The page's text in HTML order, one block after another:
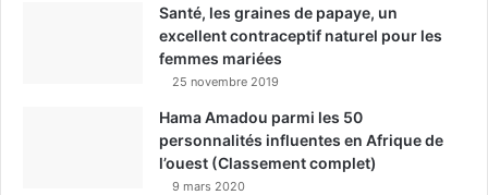
Santé, les graines de papaye, un
excellent contraceptif naturel pour les
femmes mariées
25 novembre 2019
Hama Amadou parmi les 50
personnalités influentes en Afrique de
l’ouest (Classement complet)
9 mars 2020